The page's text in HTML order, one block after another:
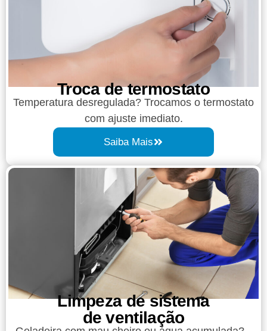
Troca de termostato
Temperatura desregulada? Trocamos o termostato
com ajuste imediato.
Saiba Mais
Limpeza de sistema
de ventilação